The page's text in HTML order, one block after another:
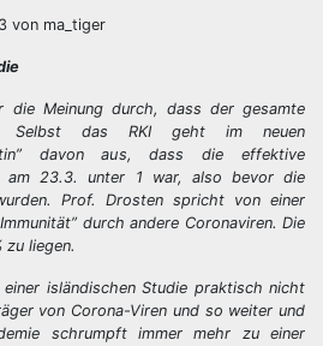
von ma_tiger
die Meinung durch, dass der gesamte
Selbst das RKI geht im neuen
davon aus, dass die effektive
am 23.3. unter 1 war, also bevor die
Prof. Drosten spricht von einer
durch andere Coronaviren. Die
liegen.
isländischen Studie praktisch nicht
von Corona-Viren und so weiter und
schrumpft immer mehr zu einer